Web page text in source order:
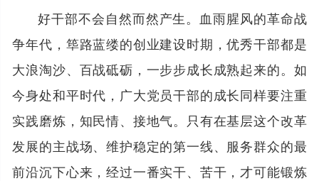
好干部不会自然而然产生。血雨腥风的革命战
争年代，筚路蓝缕的创业建设时期，优秀干部都是
大浪淘沙、百战砥砺，一步步成长成熟起来的。如
今身处和平时代，广大党员干部的成长同样要注重
实践磨炼，知民情、接地气。只有在基层这个改革
发展的主战场、维护稳定的第一线、服务群众的最
前沿沉下心来，经过一番实干、苦干，才可能锻炼